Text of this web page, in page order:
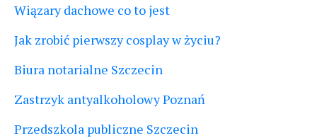
Wiązary dachowe co to jest
Jak zrobić pierwszy cosplay w życiu?
Biura notarialne Szczecin
Zastrzyk antyalkoholowy Poznań
Przedszkola publiczne Szczecin